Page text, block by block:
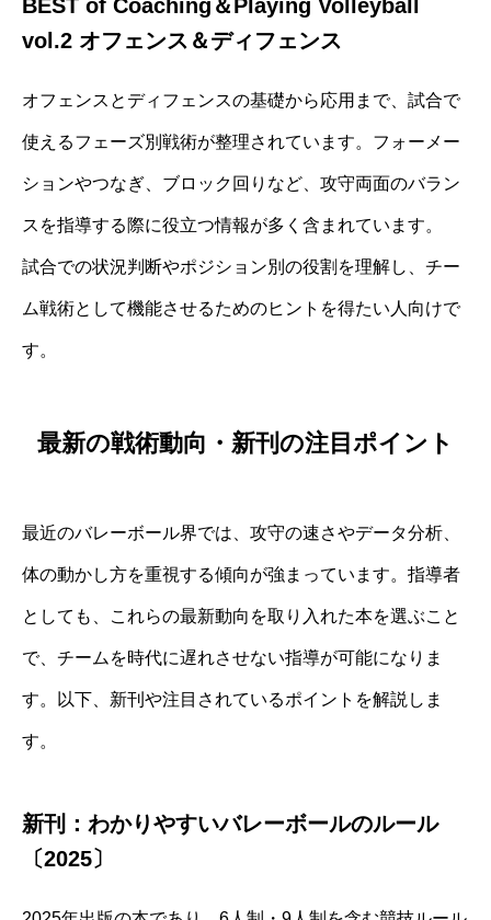
BEST of Coaching＆Playing Volleyball
vol.2 オフェンス＆ディフェンス
オフェンスとディフェンスの基礎から応用まで、試合で
使えるフェーズ別戦術が整理されています。フォーメー
ションやつなぎ、ブロック回りなど、攻守両面のバラン
スを指導する際に役立つ情報が多く含まれています。
試合での状況判断やポジション別の役割を理解し、チー
ム戦術として機能させるためのヒントを得たい人向けで
す。
最新の戦術動向・新刊の注目ポイント
最近のバレーボール界では、攻守の速さやデータ分析、
体の動かし方を重視する傾向が強まっています。指導者
としても、これらの最新動向を取り入れた本を選ぶこと
で、チームを時代に遅れさせない指導が可能になりま
す。以下、新刊や注目されているポイントを解説しま
す。
新刊：わかりやすいバレーボールのルール
〔2025〕